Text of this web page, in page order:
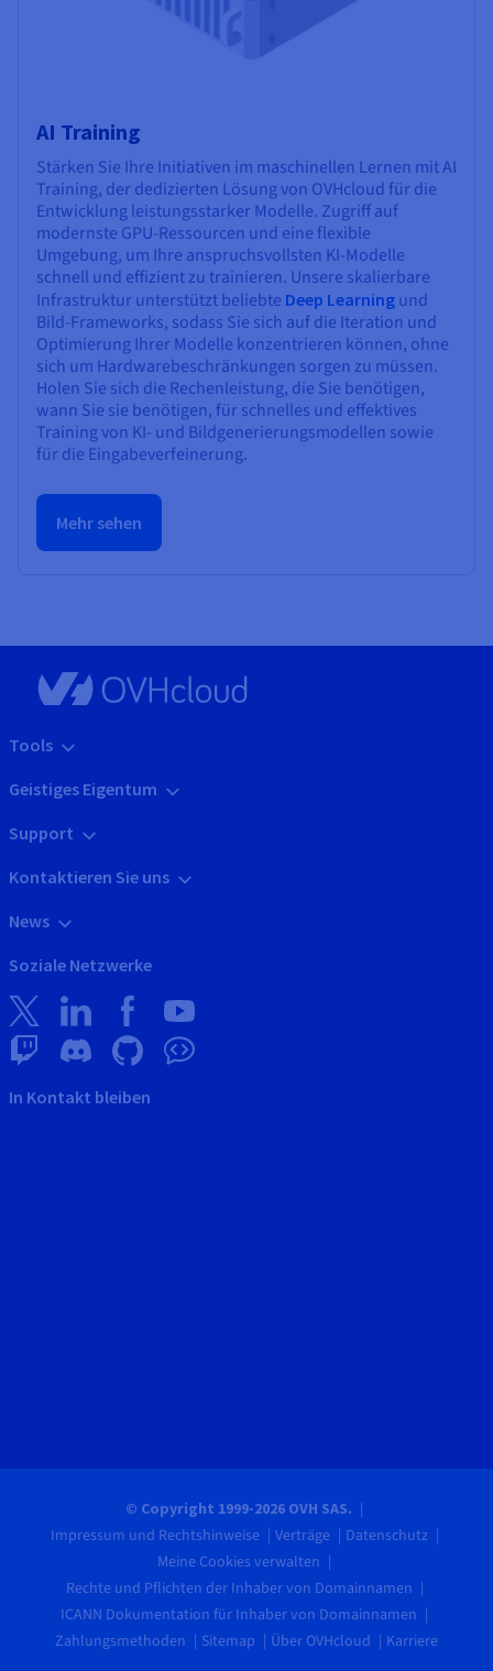
AI Training
Stärken Sie Ihre Initiativen im maschinellen Lernen mit AI
Training, der dedizierten Lösung von OVHcloud für die
Entwicklung leistungsstarker Modelle. Zugriff auf
modernste GPU-Ressourcen und eine flexible
Umgebung, um Ihre anspruchsvollsten KI-Modelle
schnell und effizient zu trainieren. Unsere skalierbare
Infrastruktur unterstützt beliebte Deep Learning und
Bild-Frameworks, sodass Sie sich auf die Iteration und
Optimierung Ihrer Modelle konzentrieren können, ohne
sich um Hardwarebeschränkungen sorgen zu müssen.
Holen Sie sich die Rechenleistung, die Sie benötigen,
wann Sie sie benötigen, für schnelles und effektives
Training von KI- und Bildgenerierungsmodellen sowie
für die Eingabeverfeinerung.
Mehr sehen
Tools
Geistiges Eigentum
Support
Kontaktieren Sie uns
News
Soziale Netzwerke
In Kontakt bleiben
© Copyright 1999-2026 OVH SAS.
Impressum und Rechtshinweise Verträge
Datenschutz
Meine Cookies verwalten
Rechte und Pflichten der Inhaber von Domainnamen
ICANN Dokumentation für Inhaber von Domainnamen
Zahlungsmethoden
Sitemap Über OVHcloud Karriere